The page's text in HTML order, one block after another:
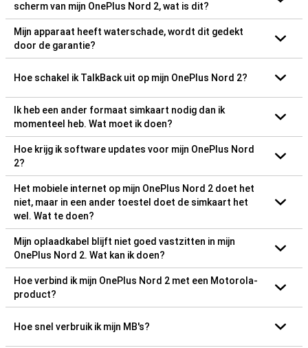
scherm van mijn OnePlus Nord 2, wat is dit?
Mijn apparaat heeft waterschade, wordt dit gedekt
door de garantie?
Hoe schakel ik TalkBack uit op mijn OnePlus Nord 2?
Ik heb een ander formaat simkaart nodig dan ik
momenteel heb. Wat moet ik doen?
Hoe krijg ik software updates voor mijn OnePlus Nord
2?
Het mobiele internet op mijn OnePlus Nord 2 doet het
niet, maar in een ander toestel doet de simkaart het
wel. Wat te doen?
Mijn oplaadkabel blijft niet goed vastzitten in mijn
OnePlus Nord 2. Wat kan ik doen?
Hoe verbind ik mijn OnePlus Nord 2 met een Motorola-
product?
Hoe snel verbruik ik mijn MB's?